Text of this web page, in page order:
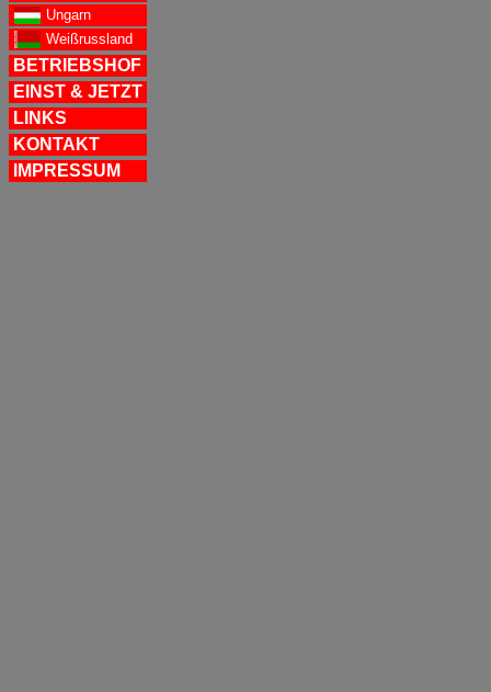
Ungarn
Weißrussland
BETRIEBSHOF
EINST & JETZT
LINKS
KONTAKT
IMPRESSUM